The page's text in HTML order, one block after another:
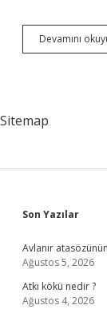
Devamını
Sitemap
Son Yazılar
Avlanır
Ağustos 5, 2026
Atkı kökü nedir ?
Ağustos 4, 2026